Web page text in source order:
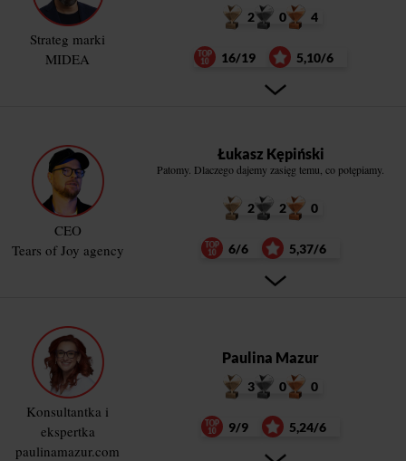
Strateg marki
MIDEA
2 0 4
16/19 5,10/6
CEO
Tears of Joy agency
Łukasz Kępiński
Patomy. Dlaczego dajemy zasięg temu, co potępiamy.
2 2 0
6/6 5,37/6
Konsultantka i
ekspertka
paulinamazur.com
Paulina Mazur
3 0 0
9/9 5,24/6